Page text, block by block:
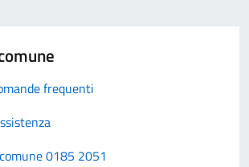
frequenti
0185 2051